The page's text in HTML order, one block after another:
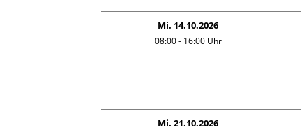
Mi. 14.10.2026
08:00 - 16:00Uhr
Mi. 21.10.2026